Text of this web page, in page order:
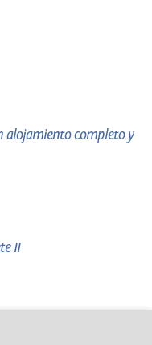
alojamiento completo y
II